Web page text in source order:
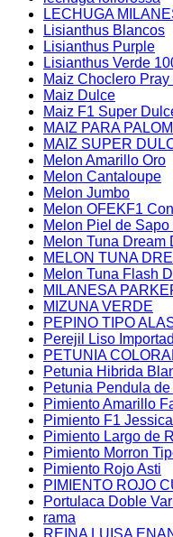
LECHUGA
Lisianthus Blancos
Lisianthus Purple
Lisianthus Verde
Maiz Choclero Pray
Maiz Dulce
Maiz F1 Super
MAIZ PARA
MAIZ SUPER
Melon Amarillo Oro
Melon Cantaloupe
Melon Jumbo
Melon OFEKF1
Melon Piel de Sapo
Melon Tuna Dream
MELON TUNA
Melon Tuna Flash
MILANESA
MIZUNA VERDE
PEPINO TIPO
Perejil Liso
PETUNIA
Petunia Hibrida
Petunia Pendula
Pimiento Amarillo
Pimiento F1
Pimiento Largo de
Pimiento Morron
Pimiento Rojo Asti
PIMIENTO ROJO
Portulaca Doble
rama
REINA LUISA